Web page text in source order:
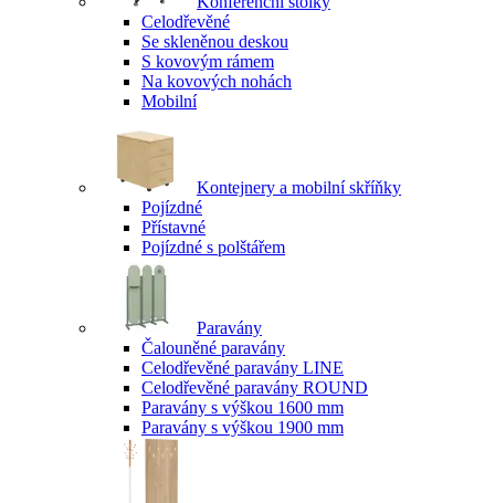
Celodřevěné
Se skleněnou deskou
S kovovým rámem
Na kovových nohách
Mobilní
Kontejnery a mobilní skříňky
Pojízdné
Přístavné
Pojízdné s polštářem
Paravány
Čalouněné paravány
Celodřevěné paravány LINE
Celodřevěné paravány ROUND
Paravány s výškou 1600 mm
Paravány s výškou 1900 mm